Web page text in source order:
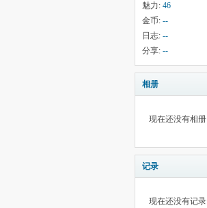
魅力: 46
金币: --
日志: --
分享: --
相册
现在还没有相册
记录
现在还没有记录